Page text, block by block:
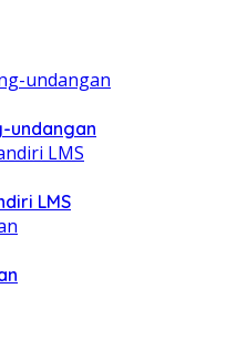
undangan
LMS